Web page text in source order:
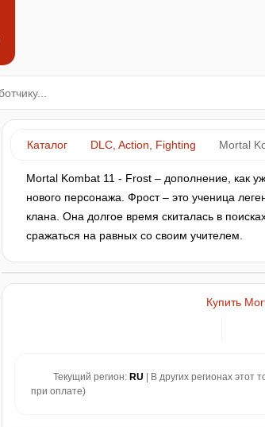
Каталог DLC, Action, Fighting Mortal
Mortal Kombat 11 - Frost – дополнение, как
нового персонажа. Фрост – это ученица
клана. Она долгое время скиталась в
сражаться на равных со своим учителем.
Купить
Текущий регион: RU | В других регионах этот
при оплате)